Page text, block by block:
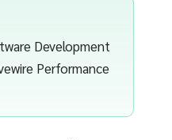
Development
Performance